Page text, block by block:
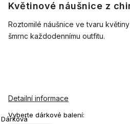
Květinové náušnice z
Vyberte dárkové balení:
Dárková
Roztomilé náušnice ve tvaru
šmrnc každodennímu outfitu.
Detailní informace